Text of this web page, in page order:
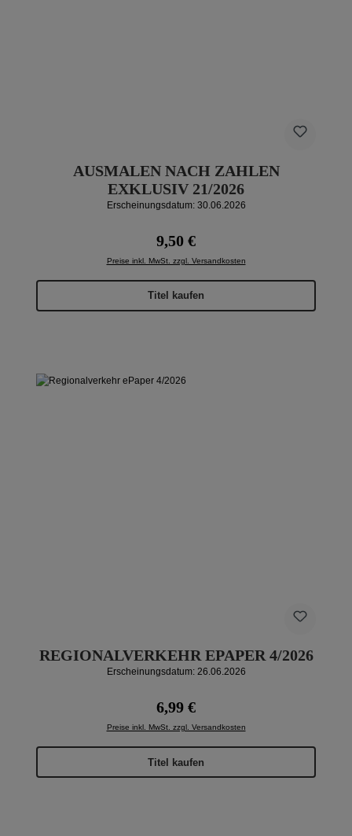
AUSMALEN NACH ZAHLEN
EXKLUSIV 21/2026
Erscheinungsdatum: 30.06.2026
Regulärer Preis:
9,50 €
Preise inkl. MwSt. zzgl. Versandkosten
Titel kaufen
REGIONALVERKEHR EPAPER 4/2026
Erscheinungsdatum: 26.06.2026
Regulärer Preis:
6,99 €
Preise inkl. MwSt. zzgl. Versandkosten
Titel kaufen